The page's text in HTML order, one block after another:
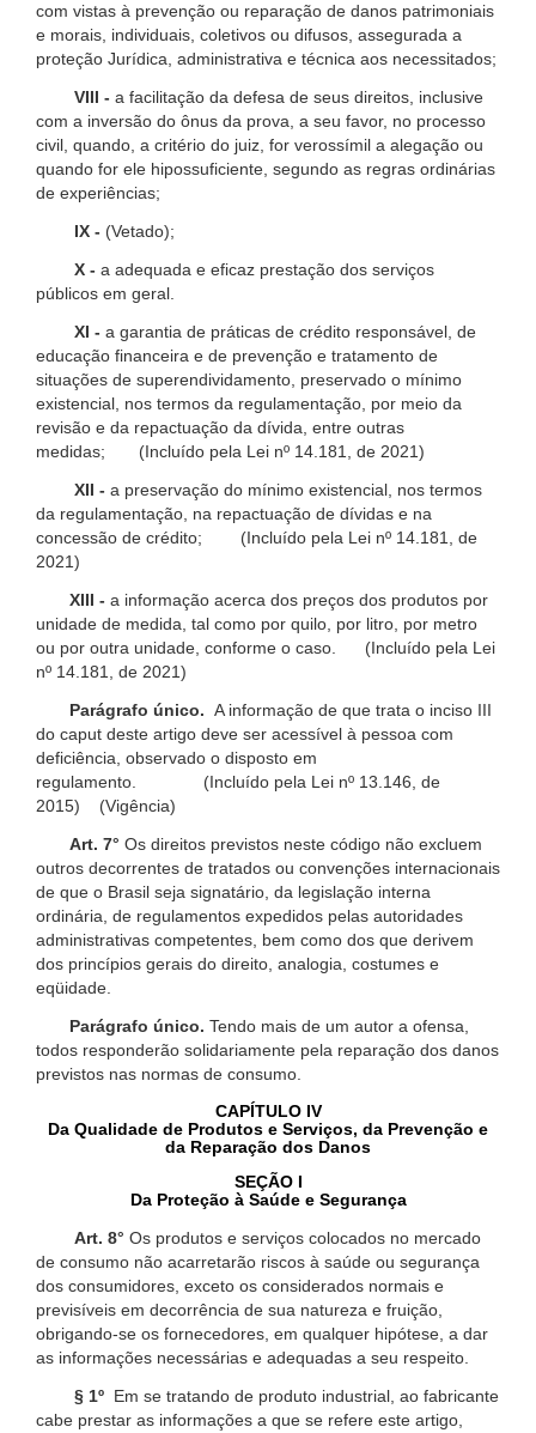
com vistas à prevenção ou reparação de danos patrimoniais
e morais, individuais, coletivos ou difusos, assegurada a
proteção Jurídica, administrativa e técnica aos necessitados;
VIII - a facilitação da defesa de seus direitos, inclusive
com a inversão do ônus da prova, a seu favor, no processo
civil, quando, a critério do juiz, for verossímil a alegação ou
quando for ele hipossuficiente, segundo as regras ordinárias
de experiências;
IX - (Vetado);
X - a adequada e eficaz prestação dos serviços
públicos em geral.
XI - a garantia de práticas de crédito responsável, de
educação financeira e de prevenção e tratamento de
situações de superendividamento, preservado o mínimo
existencial, nos termos da regulamentação, por meio da
revisão e da repactuação da dívida, entre outras
medidas; (Incluído pela Lei nº 14.181, de 2021)
XII - a preservação do mínimo existencial, nos termos
da regulamentação, na repactuação de dívidas e na
concessão de crédito; (Incluído pela Lei nº 14.181, de
2021)
XIII - a informação acerca dos preços dos produtos por
unidade de medida, tal como por quilo, por litro, por metro
ou por outra unidade, conforme o caso. (Incluído pela Lei
nº 14.181, de 2021)
Parágrafo único. A informação de que trata o inciso III
do caput deste artigo deve ser acessível à pessoa com
deficiência, observado o disposto em
regulamento. (Incluído pela Lei nº 13.146, de
2015) (Vigência)
Art. 7° Os direitos previstos neste código não excluem
outros decorrentes de tratados ou convenções internacionais
de que o Brasil seja signatário, da legislação interna
ordinária, de regulamentos expedidos pelas autoridades
administrativas competentes, bem como dos que derivem
dos princípios gerais do direito, analogia, costumes e
eqüidade.
Parágrafo único. Tendo mais de um autor a ofensa,
todos responderão solidariamente pela reparação dos danos
previstos nas normas de consumo.
CAPÍTULO IV
Da Qualidade de Produtos e Serviços, da Prevenção e
da Reparação dos Danos
SEÇÃO I
Da Proteção à Saúde e Segurança
Art. 8° Os produtos e serviços colocados no mercado
de consumo não acarretarão riscos à saúde ou segurança
dos consumidores, exceto os considerados normais e
previsíveis em decorrência de sua natureza e fruição,
obrigando-se os fornecedores, em qualquer hipótese, a dar
as informações necessárias e adequadas a seu respeito.
§ 1º Em se tratando de produto industrial, ao fabricante
cabe prestar as informações a que se refere este artigo,